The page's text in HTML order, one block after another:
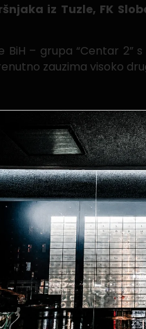
iz Tuzle, FK
– grupa “Centar 2”
zauzima visoko
29.09.2022. godine s